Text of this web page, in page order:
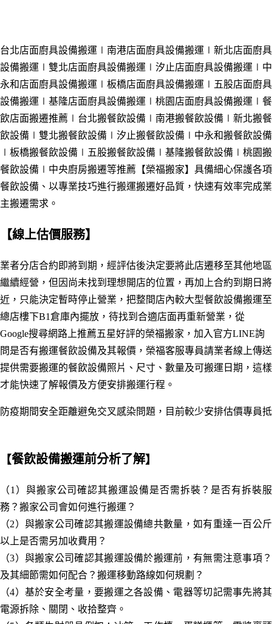
台北店面廚具設備搬運 ∣南港店面廚具設備搬運 ∣新北店面廚具
設備搬運 ∣雙北店面廚具設備搬運 ∣汐止店面廚具設備搬運 ∣中
永和店面廚具設備搬運 ∣板橋店面廚具設備搬運 ∣五股店面廚具
設備搬運 ∣基隆店面廚具設備搬運 ∣桃園店面廚具設備搬運 ∣ 餐
飲店面搬遷推薦 ∣ 台北搬餐飲設備 ∣南港搬餐飲設備 ∣新北搬餐
飲設備 ∣雙北搬餐飲設備 ∣汐止搬餐飲設備 ∣中永和搬餐飲設備
∣板橋搬餐飲設備 ∣五股搬餐飲設備 ∣ 基隆搬餐飲設備 ∣桃園搬
餐飲設備 ∣中央廚房搬遷等推薦 【榮福搬家】具備細心保護各項
餐飲設備、以專業技巧進行搬運搬遷好品質，快速有效率完成業
主搬遷需求。
【線上估價服務】
業者分店合約即將到期，經評估後決定要將此店遷移至其他地區
繼續經營，但因尚未找到理想開店的位置，再加上合約到期日將
近，只能決定暫時停止營業，把整間店內較大型餐飲設備搬運至
總店樓下B1倉庫內擺放，待找到合適店面再重新營業，從
Google搜尋網路上推薦五星好評的榮福搬家，加入官方LINE詢
問是否有搬運餐飲設備及其報價，榮福客服專員請業者線上傳送
提供需要搬運的餐飲設備照片、尺寸、數量及可搬運日期，這樣
才能快速了解報價及方便安排搬運行程。
防疫期間安全距離避免交叉感染問題，目前較少安排估價專
【餐飲設備搬運前分析了解】
（1）與搬家公司確認其搬運設備是否需拆裝？是否有拆裝服
務？搬家公司會如何進行搬運？
（2）與搬家公司確認其搬運設備總共數量，如有重達一百公斤
以上是否需另加收費用？
（3）與搬家公司確認其搬運設備於搬運前，有無需注意事項？
及其細節需如何配合？搬運移動路線如何規劃 ？
（4） 基於安全考量， 要搬運之各設備 、 電器等切記需事先將其
電源拆除、關閉、收拾整齊 。